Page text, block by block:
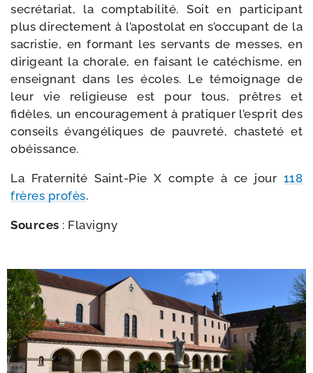
secré­ta­riat, la comp­ta­bi­li­té. Soit en par­ti­ci­pant
plus direc­te­ment à l’apostolat en s’occupant de la
sacris­tie, en for­mant les ser­vants de messes, en
diri­geant la cho­rale, en fai­sant le caté­chisme, en
ensei­gnant dans les écoles. Le témoi­gnage de
leur vie reli­gieuse est pour tous, prêtres et
fidèles, un encou­ra­ge­ment à pra­ti­quer l’esprit des
conseils évan­gé­liques de pau­vre­té, chas­te­té et
obéissance.
La Fraternité Saint-​Pie X compte à ce jour 118
frères pro­fès.
Sources : Flavigny